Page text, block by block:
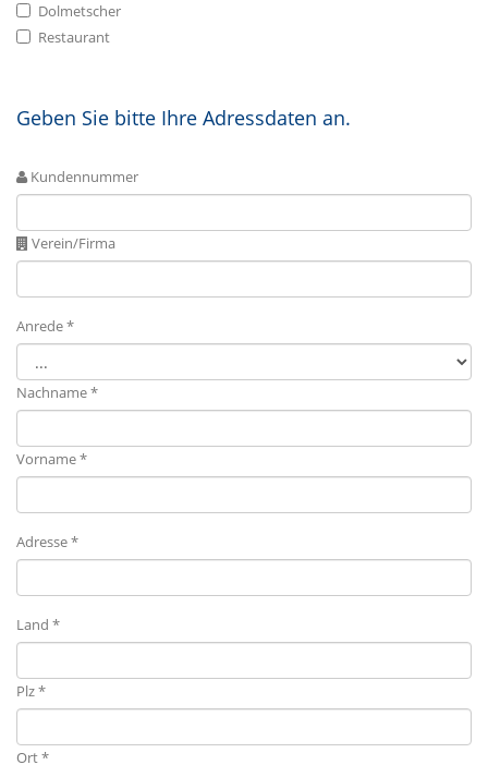
Dolmetscher
Restaurant
Geben Sie bitte Ihre Adressdaten an.
Kundennummer
Verein/Firma
Anrede *
Nachname *
Vorname *
Adresse *
Land *
Plz *
Ort *